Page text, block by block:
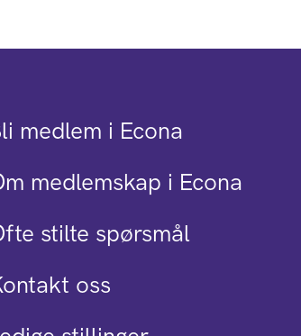
medlem i Econa
medlemskap i Econa
stilte spørsmål
oss